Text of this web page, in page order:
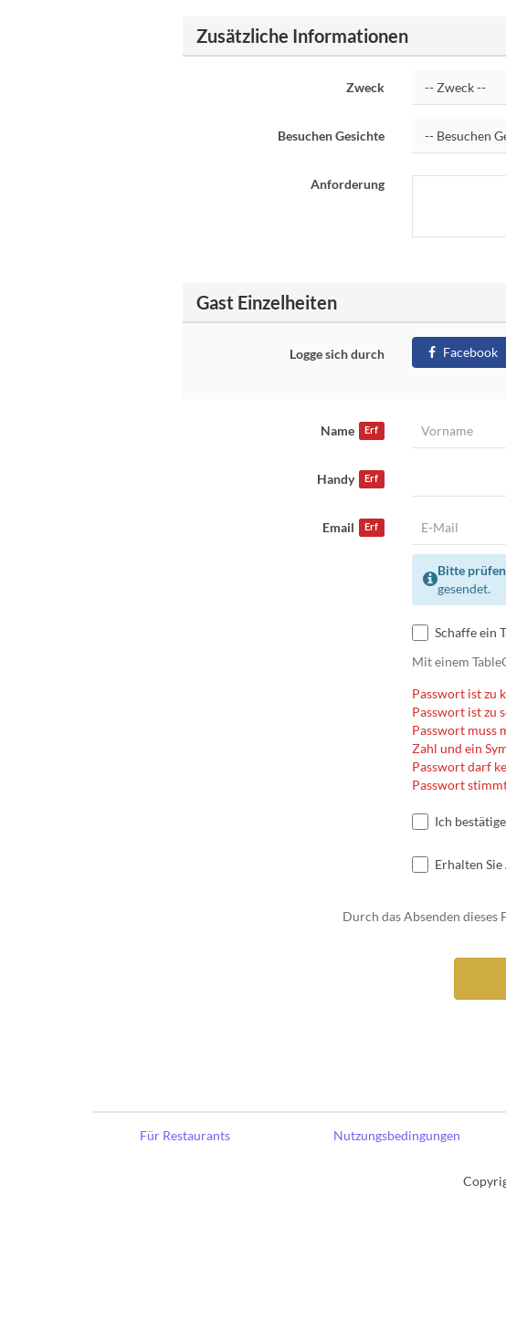
Zusätzliche Informationen
Zweck
Besuchen Gesichte
Anforderung
Gast Einzelheiten
Logge sich durch Facebook
Name Erf
Handy Erf
Email Erf
Bitte
gesendet.
Schaffe ein
Mit einem
Passwort ist zu
Passwort ist zu
Passwort muss
Zahl und ein
Passwort darf
Passwort
Ich
Erhalten
Durch das Absenden dieses
Für Restaurants Nutzungsbedingungen